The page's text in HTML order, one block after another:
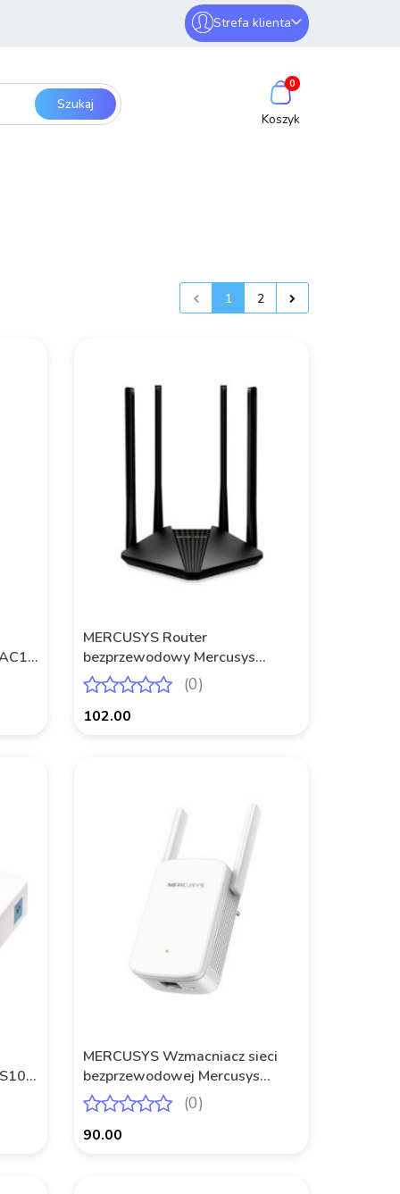
Strefa klienta
Zaloguj się
Zarejestruj się
Dodaj zgłoszenie
0
1 2
MERCUSYS Router
bezprzewodowy Mercusys
MR30G AC1200 2xLAN 1xWAN
(0)
102.00
MERCUSYS Wzmacniacz sieci
bezprzewodowej Mercusys
ME30 AC1200 1x RJ-45
(0)
90.00